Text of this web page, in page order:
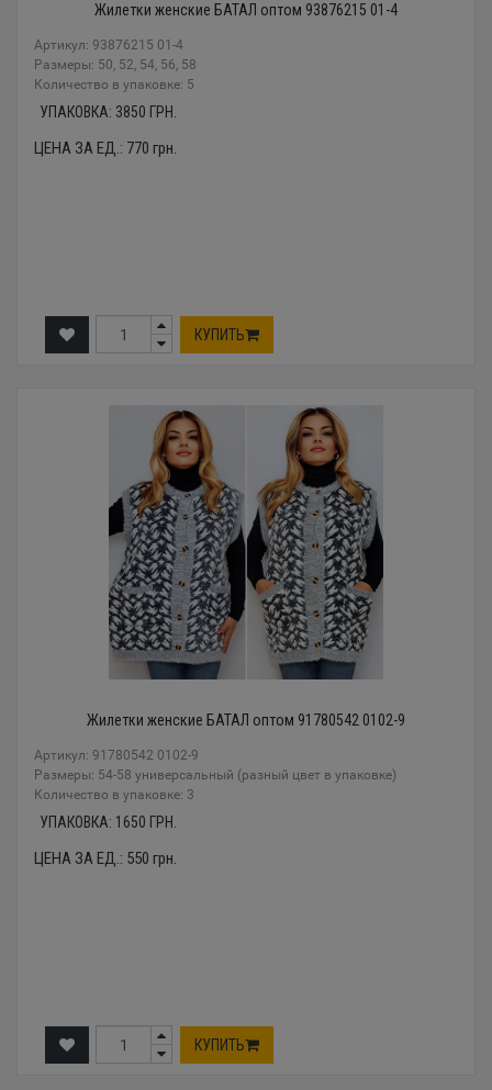
Жилетки женские БАТАЛ оптом 93876215 01-4
Артикул: 93876215 01-4
Размеры: 50, 52, 54, 56, 58
Количество в упаковке: 5
УПАКОВКА: 3850 ГРН.
ЦЕНА ЗА ЕД.: 770 грн.
КУПИТЬ
Жилетки женские БАТАЛ оптом 91780542 0102-9
Артикул: 91780542 0102-9
Размеры: 54-58 универсальный (разный цвет в упаковке)
Количество в упаковке: 3
УПАКОВКА: 1650 ГРН.
ЦЕНА ЗА ЕД.: 550 грн.
КУПИТЬ